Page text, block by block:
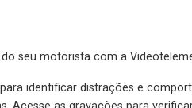
seu motorista com a
identificar distrações e
Acesse as gravações para